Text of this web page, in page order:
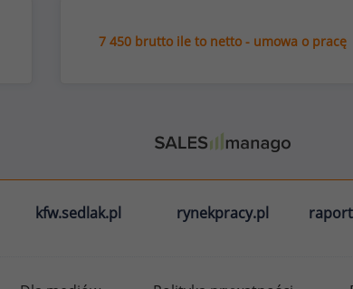
7 450 brutto ile to netto - umowa o pracę
kfw.sedlak.pl rynekpracy.pl